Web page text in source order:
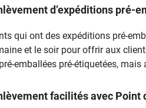
d’expéditions pré-
qui ont des expéditions pré-
et le soir pour offrir aux
emballées pré-étiquetées,
facilités avec Point